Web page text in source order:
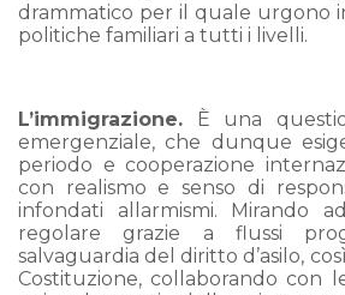
drammatico per il quale urgono
politiche familiari a tutti i livelli.
L’immigrazione. È una
emergenziale, che dunque
periodo e cooperazione
con realismo e senso di
infondati allarmismi. Mirando
regolare grazie a flussi
salvaguardia del diritto d’asilo,
Costituzione, collaborando con